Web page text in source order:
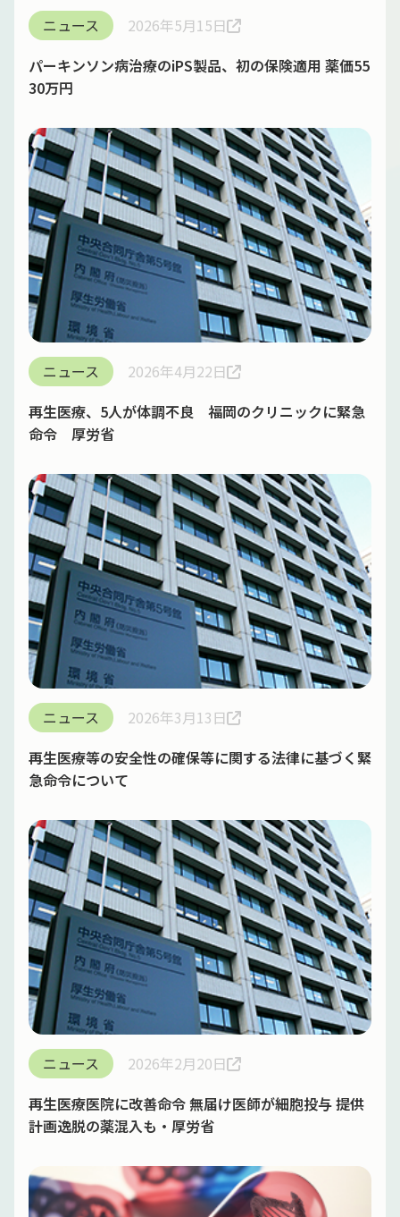
ニュース
2026年5月15日
パーキンソン病治療のiPS製品、初の保険適用 薬価55
30万円
ニュース
2026年4月22日
再生医療、5人が体調不良 福岡のクリニックに緊急
命令 厚労省
ニュース
2026年3月13日
再生医療等の安全性の確保等に関する法律に基づく緊
急命令について
ニュース
2026年2月20日
再生医療医院に改善命令 無届け医師が細胞投与 提供
計画逸脱の薬混入も・厚労省